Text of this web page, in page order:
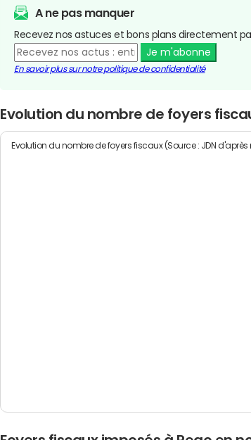
A ne pas manquer
Recevez nos astuces et bons plans directement
Je m'abonne
En savoir plus sur notre politique de confidentialité
Evolution du nombre de foyers
Evolution du nombre de foyers fiscaux (Source : JDN